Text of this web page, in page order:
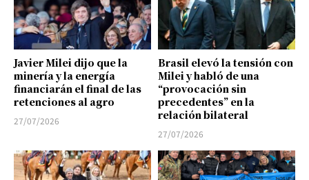
Javier Milei dijo que la
minería y la energía
financiarán el final de las
retenciones al agro
27/07/2026
Brasil elevó la tensión con
Milei y habló de una
“provocación sin
precedentes” en la
relación bilateral
27/07/2026